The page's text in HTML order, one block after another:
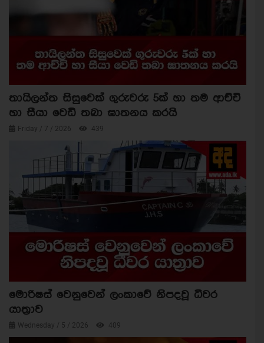
තායිලන්ත සිසුවෙක් ගුරුවරු 5ක් හා තම ආච්චි
හා සීයා වෙඩි තබා ඝාතනය කරයි
Friday / 7 / 2026 439
මොරිෂස් වෙනුවෙන් ලංකාවේ නිපදවූ ධීවර
යාත්‍රාව
Wednesday / 5 / 2026 409